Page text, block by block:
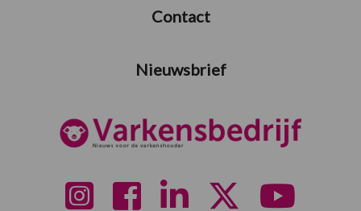
Contact
Nieuwsbrief